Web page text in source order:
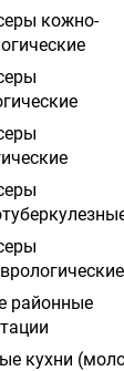
кожно-
районные
кухни